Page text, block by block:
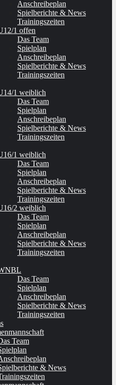
Anschreibeplan
Spielberichte & News
Trainingszeiten
1 offen
Das Team
Spielplan
Anschreibeplan
Spielberichte & News
Trainingszeiten
1 weiblich
Das Team
Spielplan
Anschreibeplan
Spielberichte & News
Trainingszeiten
1 weiblich
Das Team
Spielplan
Anschreibeplan
Spielberichte & News
Trainingszeiten
2 weiblich
Das Team
Spielplan
Anschreibeplan
Spielberichte & News
Trainingszeiten
Das Team
Spielplan
Anschreibeplan
Spielberichte & News
Trainingszeiten
Team
& News